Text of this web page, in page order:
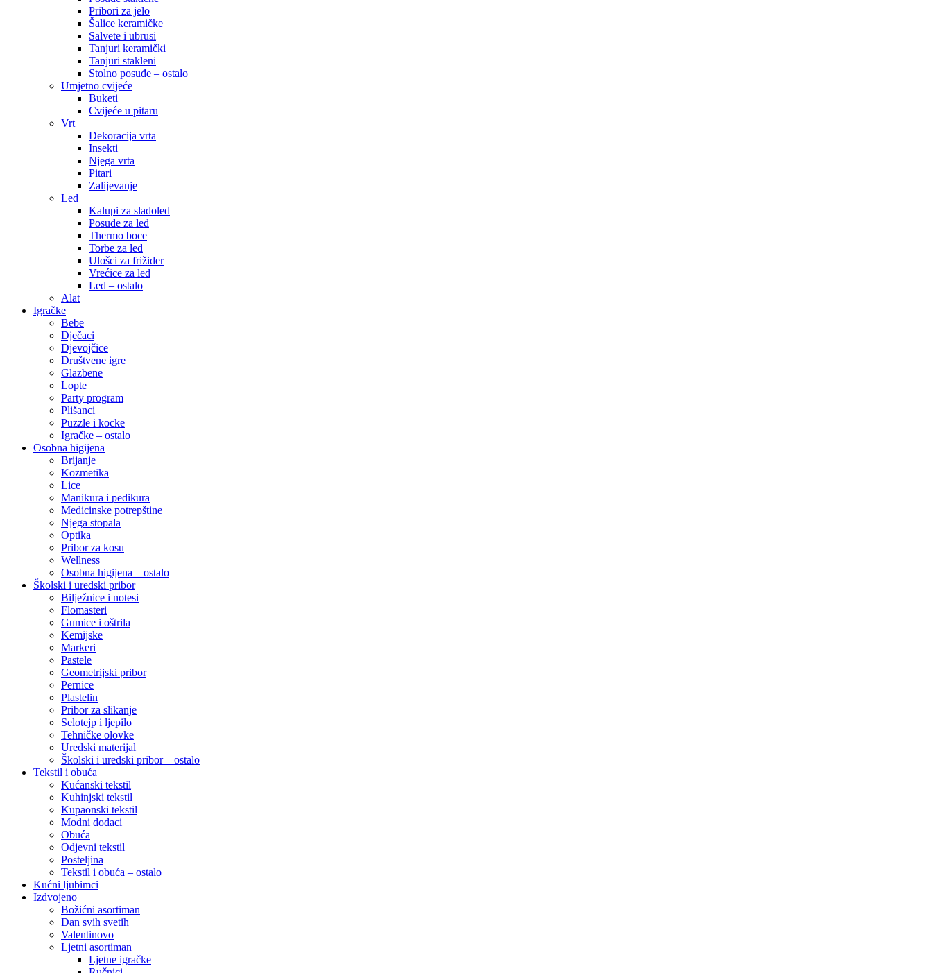
Pribori za jelo
Šalice keramičke
Salvete i ubrusi
Tanjuri keramički
Tanjuri stakleni
Stolno posuđe – ostalo
Umjetno cvijeće
Buketi
Cvijeće u pitaru
Vrt
Dekoracija vrta
Insekti
Njega vrta
Pitari
Zalijevanje
Led
Kalupi za sladoled
Posude za led
Thermo boce
Torbe za led
Ulošci za frižider
Vrećice za led
Led – ostalo
Alat
Igračke
Bebe
Dječaci
Djevojčice
Društvene igre
Glazbene
Lopte
Party program
Plišanci
Puzzle i kocke
Igračke – ostalo
Osobna higijena
Brijanje
Kozmetika
Lice
Manikura i pedikura
Medicinske potrepštine
Njega stopala
Optika
Pribor za kosu
Wellness
Osobna higijena – ostalo
Školski i uredski pribor
Bilježnice i notesi
Flomasteri
Gumice i oštrila
Kemijske
Markeri
Pastele
Geometrijski pribor
Pernice
Plastelin
Pribor za slikanje
Selotejp i ljepilo
Tehničke olovke
Uredski materijal
Školski i uredski pribor – ostalo
Tekstil i obuća
Kućanski tekstil
Kuhinjski tekstil
Kupaonski tekstil
Modni dodaci
Obuća
Odjevni tekstil
Posteljina
Tekstil i obuća – ostalo
Kućni ljubimci
Izdvojeno
Božićni asortiman
Dan svih svetih
Valentinovo
Ljetni asortiman
Ljetne igračke